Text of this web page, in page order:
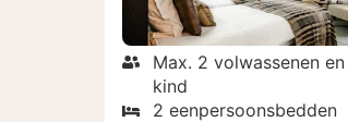
Max. 2 volwassenen en
kind
2 eenpersoonsbedden